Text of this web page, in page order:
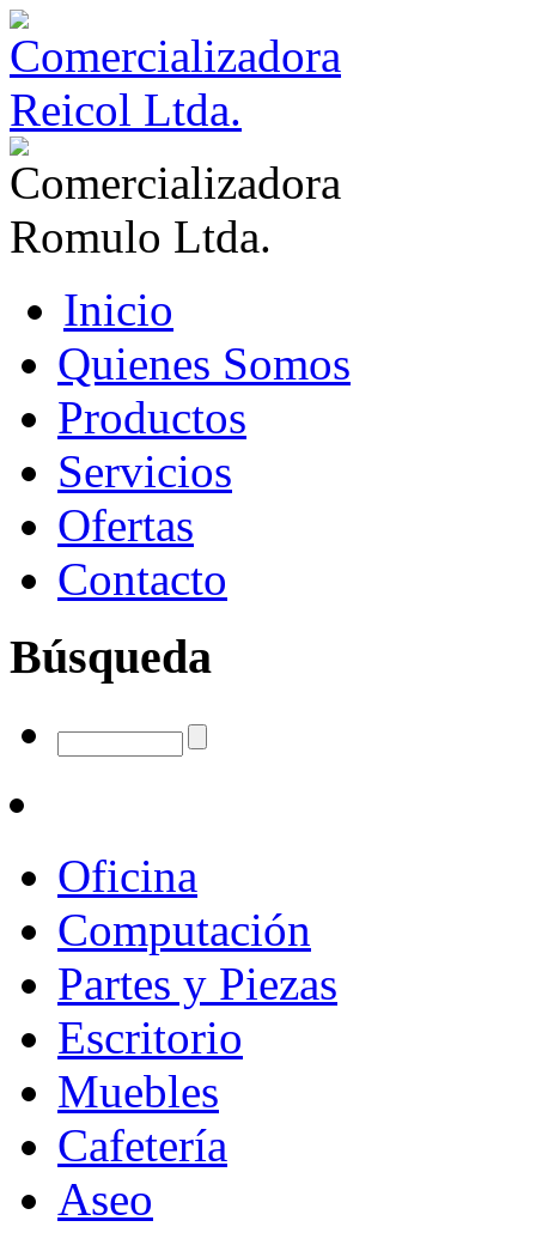
Inicio
Quienes Somos
Productos
Servicios
Ofertas
Contacto
Búsqueda
Oficina
Computación
Partes y Piezas
Escritorio
Muebles
Cafetería
Aseo